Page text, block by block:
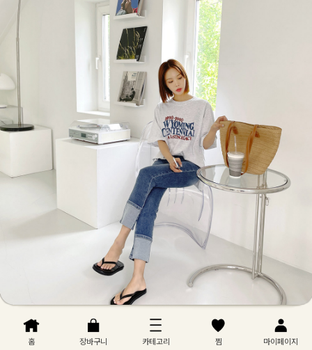
홈 장바구니 카테고리 찜 마이페이지